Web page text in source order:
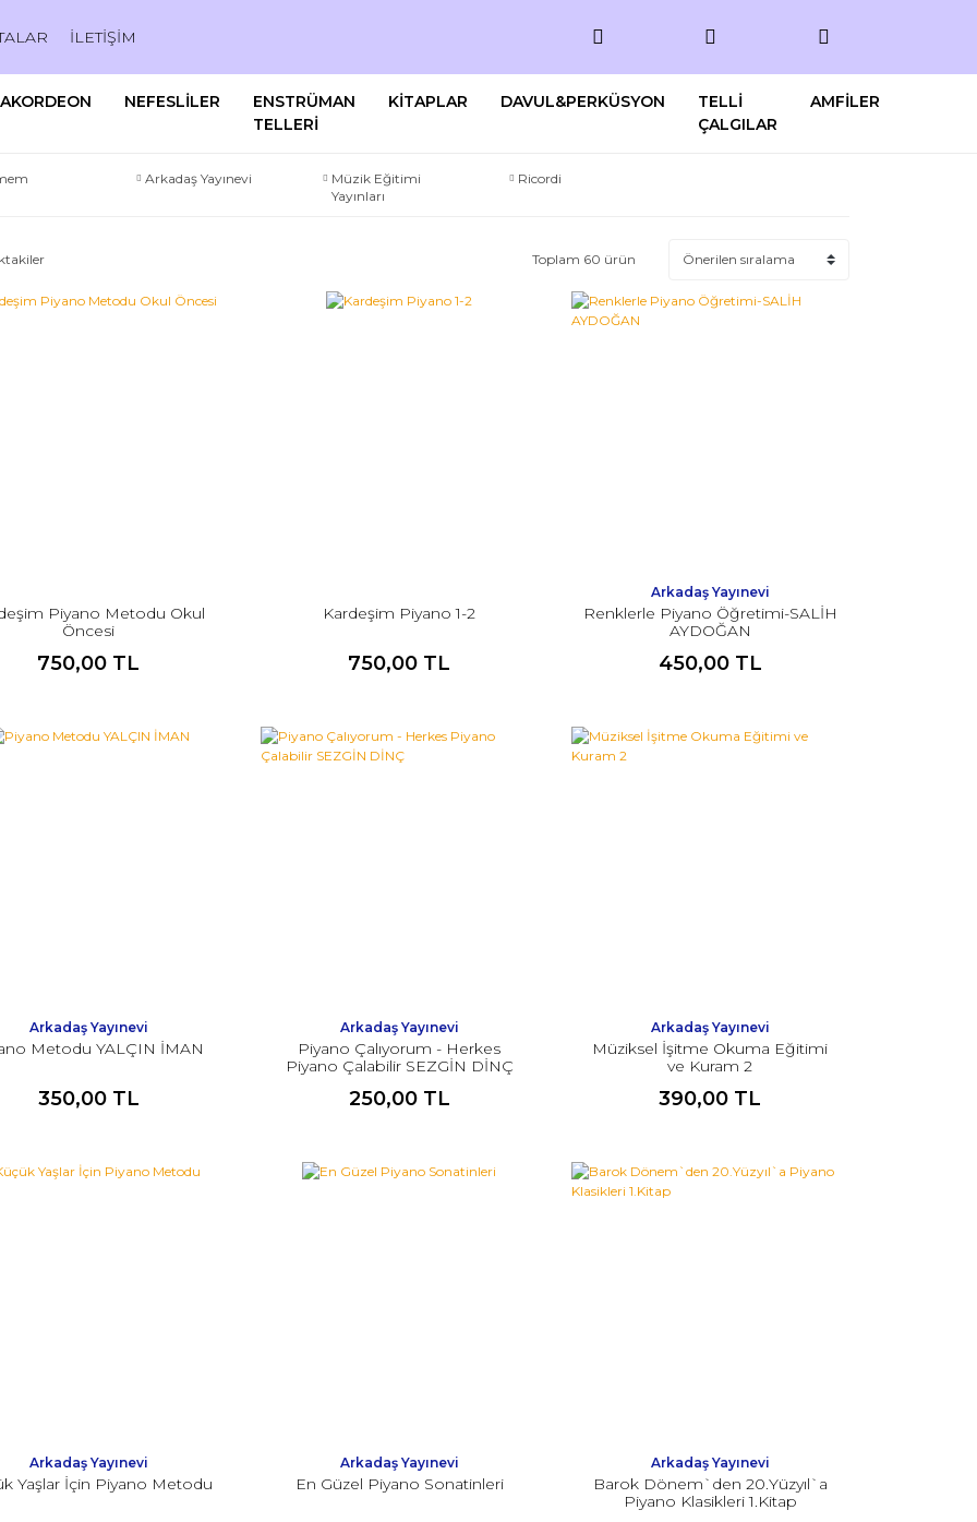
İLETİŞİM
AKORDEON NEFESLİLER
ENSTRÜMAN
TELLERİ
KİTAPLAR DAVUL&PERKÜSYON
TELLİ
ÇALGILAR
AMFİLER
Arkadaş Yayınevi
Müzik Eğitimi
Yayınları
Ricordi
Toplam 60 ürün
Piyano Metodu Okul
Öncesi
750,00 TL
Kardeşim Piyano 1-2
750,00 TL
Arkadaş Yayınevi
Renklerle Piyano Öğretimi-SALİH
AYDOĞAN
450,00 TL
Arkadaş Yayınevi
Metodu YALÇIN İMAN
350,00 TL
Arkadaş Yayınevi
Piyano Çalıyorum - Herkes
Piyano Çalabilir SEZGİN DİNÇ
250,00 TL
Arkadaş Yayınevi
Müziksel İşitme Okuma Eğitimi
ve Kuram 2
390,00 TL
Arkadaş Yayınevi
Yaşlar İçin Piyano Metodu
Arkadaş Yayınevi
En Güzel Piyano Sonatinleri
Arkadaş Yayınevi
Barok Dönem`den 20.Yüzyıl`a
Piyano Klasikleri 1.Kitap